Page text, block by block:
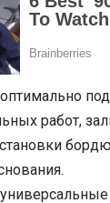
оптимально
работ,
универсальные